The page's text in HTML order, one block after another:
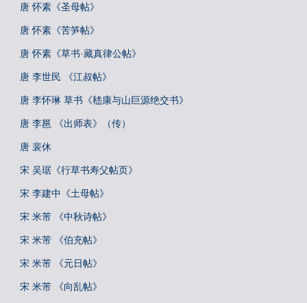
唐 怀素《圣母帖》
唐 怀素《苦笋帖》
唐 怀素《草书·藏真律公帖》
唐 李世民 《江叔帖》
唐 李怀琳 草书《嵇康与山巨源绝交书》
唐 李邕 《出师表》（传）
唐 裴休
宋 吴琚《行草书寿父帖页》
宋 李建中《土母帖》
宋 米芾 《中秋诗帖》
宋 米芾 《伯充帖》
宋 米芾 《元日帖》
宋 米芾 《向乱帖》